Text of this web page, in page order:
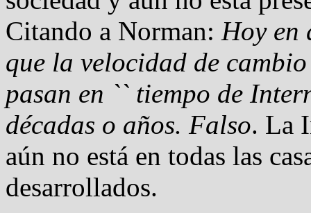
Citando a Norman: Hoy en
que la velocidad de
pasan en `` tiempo de
décadas o años. Falso. La
aún no está en todas las
desarrollados.